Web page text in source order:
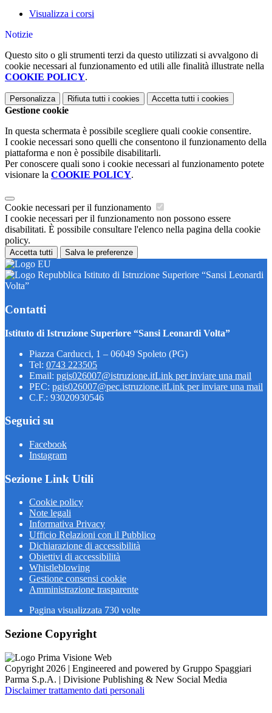
Visualizza i corsi
Notizie
Questo sito o gli strumenti terzi da questo utilizzati si avvalgono di
cookie necessari al funzionamento ed utili alle finalità illustrate nella
COOKIE POLICY.
Personalizza Rifiuta tutti i cookies Accetta tutti i cookies
Gestione cookie
In questa schermata è possibile scegliere quali cookie consentire.
I cookie necessari sono quelli che consentono il funzionamento della
piattaforma e non è possibile disabilitarli.
Per conoscere quali sono i cookie necessari al funzionamento potete
visionare la COOKIE POLICY.
Cookie necessari per il funzionamento
I cookie necessari per il funzionamento non possono essere
disabilitati. È possibile consultare l'elenco nella pagina della cookie
policy.
Accetta tutti Salva le preferenze
Istituto di Istruzione Superiore “Sansi Leonardi
Volta”
Contatti
Istituto di Istruzione Superiore “Sansi Leonardi Volta”
Piazza Carducci, 1 – 06049 Spoleto (PG)
Tel: 0743 223505
Email: pgis026007@istruzione.itLink per inviare una mail
PEC: pgis026007@pec.istruzione.itLink per inviare una mail
C.F.: 93020930546
Seguici su
Facebook
Instagram
Sezione Link Utili
Cookie policy
Note legali
Informativa Privacy
Ufficio Relazioni con il Pubblico
Dichiarazione di accessibilità
Obiettivi di accessibilità
Whistleblowing
Gestione consensi cookie
Amministrazione trasparente
Pagina visualizzata 730 volte
Sezione Copyright
Copyright 2026 | Engineered and powered by Gruppo Spaggiari
Parma S.p.A. | Divisione Publishing & New Social Media
Disclaimer trattamento dati personali